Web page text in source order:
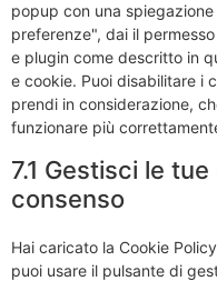
popup con una
preferenze", dai il
e plugin come descritto in
e cookie. Puoi disabilitare i
prendi in considerazione,
funzionare più
7.1 Gestisci le
consenso
Hai caricato la Cookie
puoi usare il pulsante di